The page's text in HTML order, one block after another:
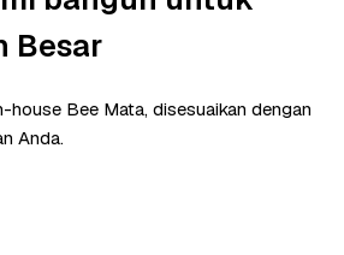
Besar
house Bee Mata, disesuaikan dengan
Anda.